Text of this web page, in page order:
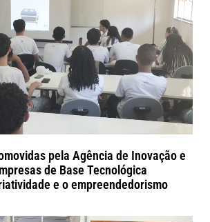
pela Agência de Inovação e
de Base Tecnológica
e o empreendedorismo